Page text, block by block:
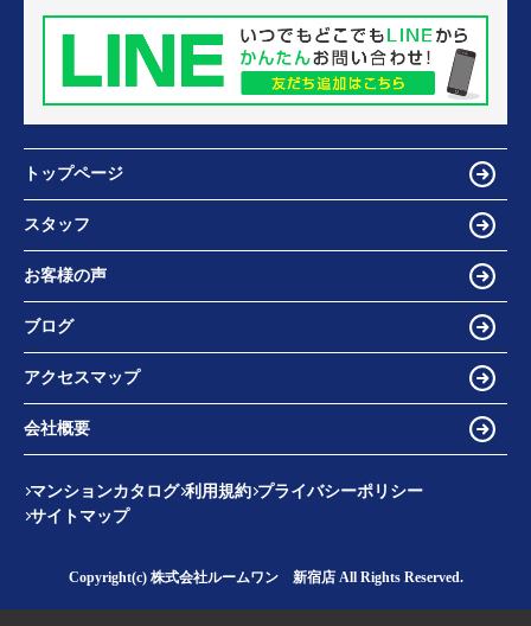
トップページ
スタッフ
お客様の声
ブログ
アクセスマップ
会社概要
マンションカタログ 利用規約 プライバシーポリシー
サイトマップ
Copyright(c) 株式会社ルームワン 新宿店 All Rights Reserved.